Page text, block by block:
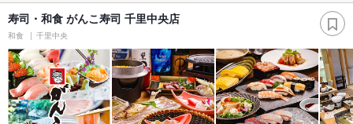
寿司・和食 がんこ寿司 千里中央店
和食 千里中央